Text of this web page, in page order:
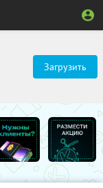
Загрузить